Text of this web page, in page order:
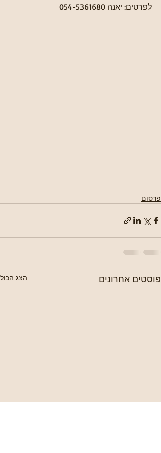
לפרטים: יאנה 054-5361680
פרסום
פוסטים אחרונים הצג הכול